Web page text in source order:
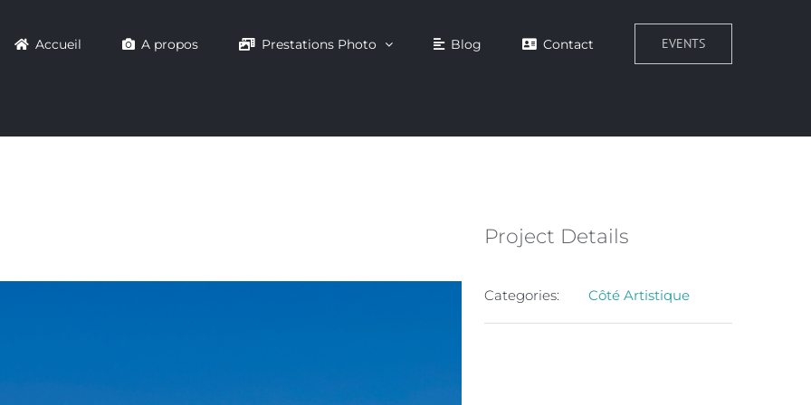
Accueil A propos Prestations Photo Blog Contact EVENTS
Project Details
Categories: Côté Artistique